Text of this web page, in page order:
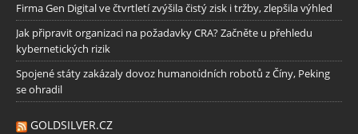
Firma Gen Digital ve čtvrtletí zvýšila čistý zisk i tržby, zlepšila výhled
Jak připravit organizaci na požadavky CRA? Začněte u přehledu
kybernetických rizik
Spojené státy zakázaly dovoz humanoidních robotů z Číny, Peking
se ohradil
GOLDSILVER.CZ